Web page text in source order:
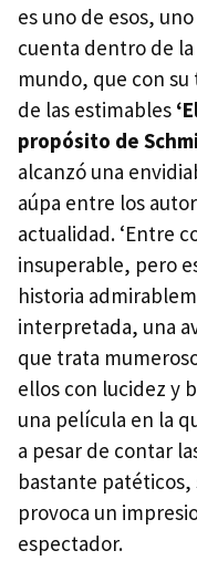
es uno de esos,
cuenta dentro de
mundo, que con
de las estimables
propósito de
alcanzó una
aúpa entre los
actualidad. ‘Entre
insuperable, pero
historia
interpretada, una
que trata
ellos con lucidez y
una película en la
a pesar de contar
bastante
provoca un
espectador.